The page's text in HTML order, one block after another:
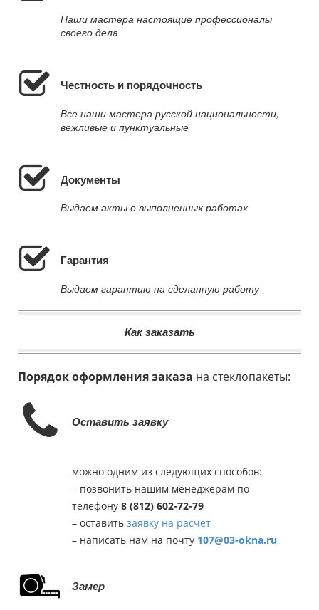
Наши мастера настоящие профессионалы
своего дела
Честность и порядочность
Все наши мастера русской национальности,
вежливые и пунктуальные
Документы
Выдаем акты о выполненных работах
Гарантия
Выдаем гарантию на сделанную работу
Как заказать
Порядок оформления заказа на стеклопакеты:
Оставить заявку
можно одним из следующих способов:
– позвонить нашим менеджерам по
телефону 8 (812) 602-72-79
– оставить заявку на расчет
– написать нам на почту 107@03-okna.ru
Замер